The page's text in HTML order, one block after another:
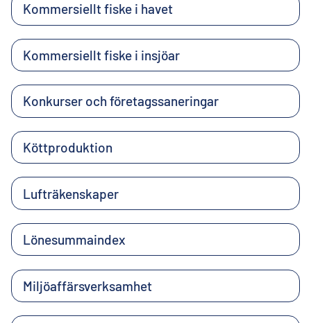
Kommersiellt fiske i havet
Kommersiellt fiske i insjöar
Konkurser och företagssaneringar
Köttproduktion
Lufträkenskaper
Lönesummaindex
Miljöaffärsverksamhet